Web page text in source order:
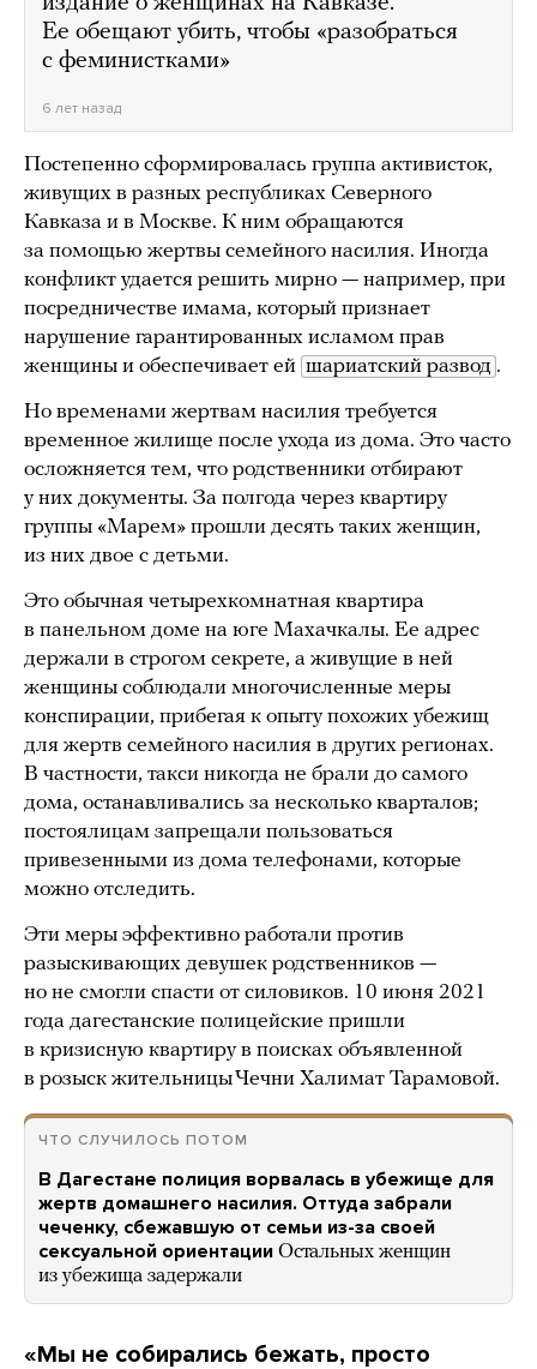
Ее обещают убить, чтобы «разобраться
с феминистками»
6 лет назад
Постепенно сформировалась группа активисток,
живущих в разных республиках Северного
Кавказа и в Москве. К ним обращаются
за помощью жертвы семейного насилия. Иногда
конфликт удается решить мирно — например, при
посредничестве имама, который признает
нарушение гарантированных исламом прав
женщины и обеспечивает ей шариатский развод .
Но временами жертвам насилия требуется
временное жилище после ухода из дома. Это часто
осложняется тем, что родственники отбирают
у них документы. За полгода через квартиру
группы «Марем» прошли десять таких женщин,
из них двое с детьми.
Это обычная четырехкомнатная квартира
в панельном доме на юге Махачкалы. Ее адрес
держали в строгом секрете, а живущие в ней
женщины соблюдали многочисленные меры
конспирации, прибегая к опыту похожих убежищ
для жертв семейного насилия в других регионах.
В частности, такси никогда не брали до самого
дома, останавливались за несколько кварталов;
постоялицам запрещали пользоваться
привезенными из дома телефонами, которые
можно отследить.
Эти меры эффективно работали против
разыскивающих девушек родственников —
но не смогли спасти от силовиков. 10 июня 2021
года дагестанские полицейские пришли
в кризисную квартиру в поисках объявленной
в розыск жительницы Чечни Халимат Тарамовой.
ЧТО СЛУЧИЛОСЬ ПОТОМ
В Дагестане полиция ворвалась в убежище для
жертв домашнего насилия. Оттуда забрали
чеченку, сбежавшую от семьи из-за своей
сексуальной ориентации Остальных женщин
из убежища задержали
«Мы не собирались бежать, просто